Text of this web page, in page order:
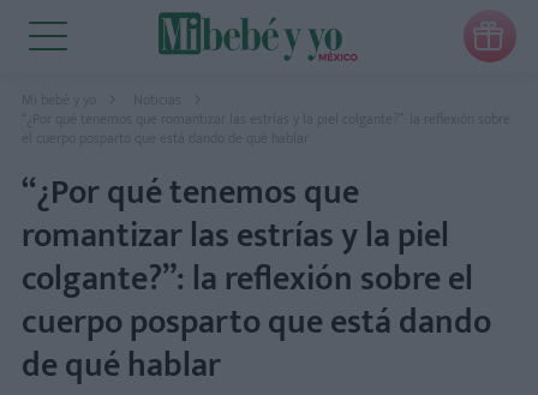

Mi bebé y yo
Noticias
“¿Por qué tenemos que romantizar las estrías y la piel colgante?”: la reflexión sobre
el cuerpo posparto que está dando de qué hablar
“¿Por qué tenemos que
romantizar las estrías y la piel
colgante?”: la reflexión sobre el
cuerpo posparto que está dando
de qué hablar